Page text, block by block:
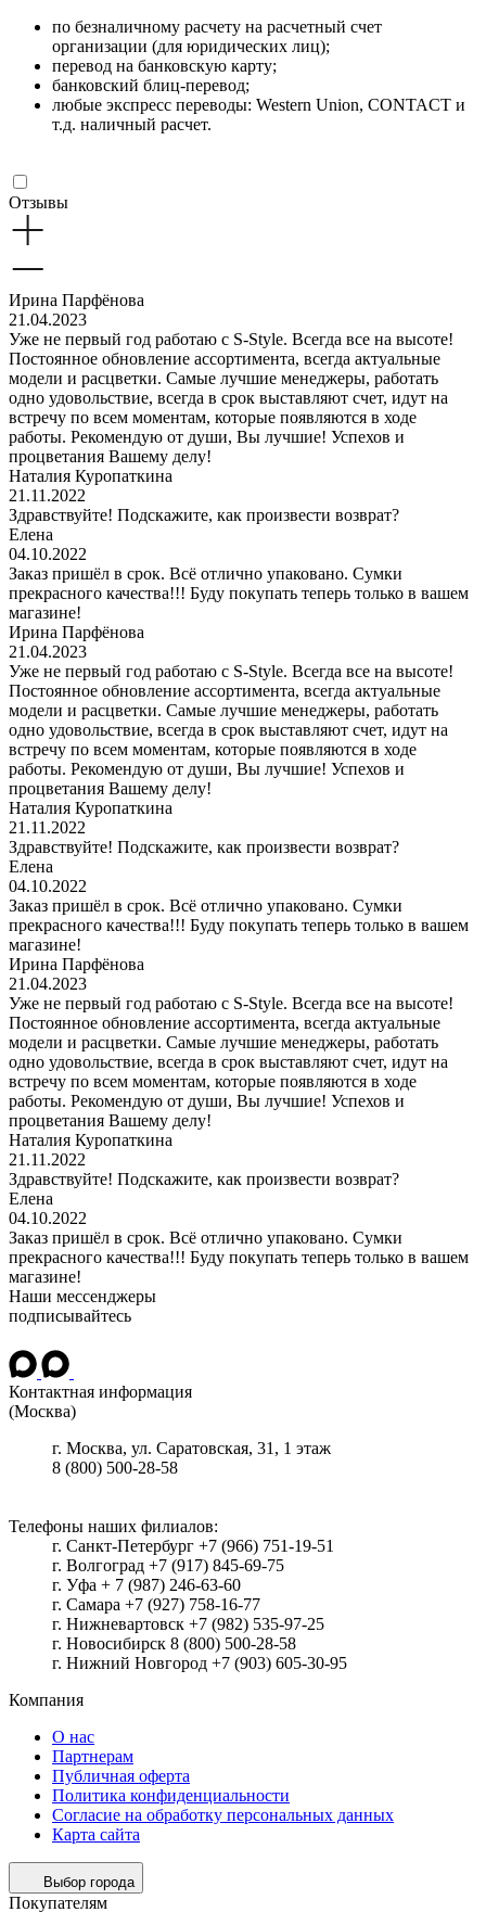
по безналичному расчету на расчетный счет
организации (для юридических лиц);
перевод на банковскую карту;
банковский блиц-перевод;
любые экспресс переводы: Western Union, CONTACT и
т.д. наличный расчет.
Отзывы
Ирина Парфёнова
21.04.2023
Уже не первый год работаю с S-Style. Всегда все на высоте!
Постоянное обновление ассортимента, всегда актуальные
модели и расцветки. Самые лучшие менеджеры, работать
одно удовольствие, всегда в срок выставляют счет, идут на
встречу по всем моментам, которые появляются в ходе
работы. Рекомендую от души, Вы лучшие! Успехов и
процветания Вашему делу!
Наталия Куропаткина
21.11.2022
Здравствуйте! Подскажите, как произвести возврат?
Елена
04.10.2022
Заказ пришёл в срок. Всё отлично упаковано. Сумки
прекрасного качества!!! Буду покупать теперь только в вашем
магазине!
Ирина Парфёнова
21.04.2023
Уже не первый год работаю с S-Style. Всегда все на высоте!
Постоянное обновление ассортимента, всегда актуальные
модели и расцветки. Самые лучшие менеджеры, работать
одно удовольствие, всегда в срок выставляют счет, идут на
встречу по всем моментам, которые появляются в ходе
работы. Рекомендую от души, Вы лучшие! Успехов и
процветания Вашему делу!
Наталия Куропаткина
21.11.2022
Здравствуйте! Подскажите, как произвести возврат?
Елена
04.10.2022
Заказ пришёл в срок. Всё отлично упаковано. Сумки
прекрасного качества!!! Буду покупать теперь только в вашем
магазине!
Ирина Парфёнова
21.04.2023
Уже не первый год работаю с S-Style. Всегда все на высоте!
Постоянное обновление ассортимента, всегда актуальные
модели и расцветки. Самые лучшие менеджеры, работать
одно удовольствие, всегда в срок выставляют счет, идут на
встречу по всем моментам, которые появляются в ходе
работы. Рекомендую от души, Вы лучшие! Успехов и
процветания Вашему делу!
Наталия Куропаткина
21.11.2022
Здравствуйте! Подскажите, как произвести возврат?
Елена
04.10.2022
Заказ пришёл в срок. Всё отлично упаковано. Сумки
прекрасного качества!!! Буду покупать теперь только в вашем
магазине!
Наши мессенджеры
подписывайтесь
Контактная информация
(Москва)
г. Москва, ул. Саратовская, 31, 1 этаж
8 (800) 500-28-58
Телефоны наших филиалов:
г. Санкт-Петербург +7 (966) 751-19-51
г. Волгоград +7 (917) 845-69-75
г. Уфа + 7 (987) 246-63-60
г. Самара +7 (927) 758-16-77
г. Нижневартовск +7 (982) 535-97-25
г. Новосибирск 8 (800) 500-28-58
г. Нижний Новгород +7 (903) 605-30-95
Компания
О нас
Партнерам
Публичная оферта
Политика конфиденциальности
Согласие на обработку персональных данных
Карта сайта
Выбор города
Покупателям